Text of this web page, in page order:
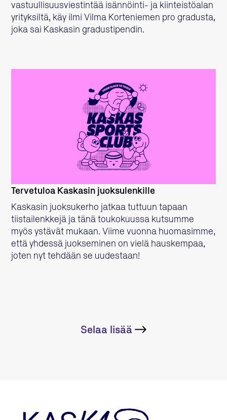
vastuullisuusviestintää isännöinti- ja kiinteistöalan
yrityksiltä, käy ilmi Vilma Korteniemen pro gradusta,
joka sai Kaskasin gradustipendin.
LUE LISÄÄ
Tervetuloa Kaskasin juoksulenkille
Kaskasin juoksukerho jatkaa tuttuun tapaan
tiistailenkkejä ja tänä toukokuussa kutsumme
myös ystävät mukaan. Viime vuonna huomasimme,
että yhdessä juokseminen on vielä hauskempaa,
joten nyt tehdään se uudestaan!
Selaa lisää